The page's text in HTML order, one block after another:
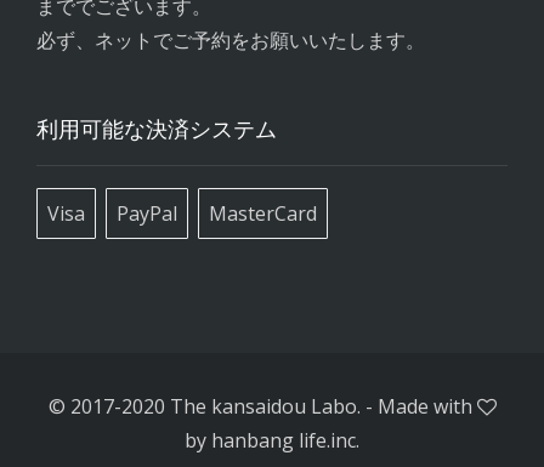
まででございます。
必ず、ネットでご予約をお願いいたします。
利用可能な決済システム
Visa PayPal MasterCard
© 2017-2020 The kansaidou Labo. - Made with
by hanbang life.inc.